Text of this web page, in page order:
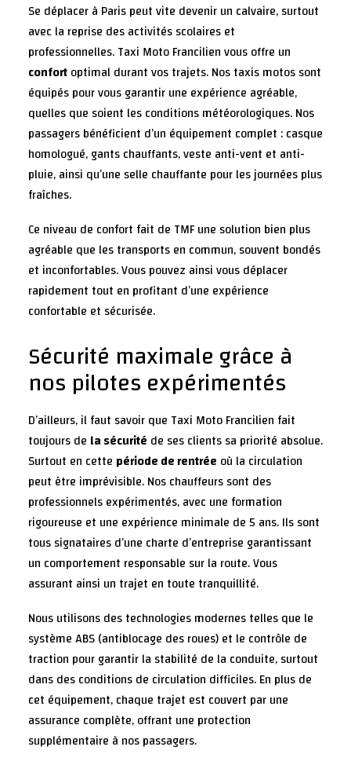
Se déplacer à Paris peut vite devenir un calvaire, surtout
avec la reprise des activités scolaires et
professionnelles. Taxi Moto Francilien vous offre un
confortoptimal durant vos trajets. Nos taxis motos sont
équipés pour vous garantir une expérience agréable,
quelles que soient les conditions météorologiques. Nos
passagers bénéficient d’un équipement complet : casque
homologué, gants chauffants, veste anti-vent et anti-
pluie, ainsi qu’une selle chauffante pour les journées plus
fraîches.
Ce niveau de confort fait de TMF une solution bien plus
agréable que les transports en commun, souvent bondés
et inconfortables. Vous pouvez ainsi vous déplacer
rapidement tout en profitant d’une expérience
confortable et sécurisée.
Sécurité maximale grâce à
nos pilotes expérimentés
D’ailleurs, il faut savoir que Taxi Moto Francilien fait
toujours de la sécurité de ses clients sa priorité absolue.
Surtout en cette période de rentrée où la circulation
peut être imprévisible. Nos chauffeurs sont des
professionnels expérimentés, avec une formation
rigoureuse et une expérience minimale de 5 ans. Ils sont
tous signataires d’une charte d’entreprise garantissant
un comportement responsable sur la route. Vous
assurant ainsi un trajet en toute tranquillité.
Nous utilisons des technologies modernes telles que le
système ABS (antiblocage des roues) et le contrôle de
traction pour garantir la stabilité de la conduite, surtout
dans des conditions de circulation difficiles. En plus de
cet équipement, chaque trajet est couvert par une
assurance complète, offrant une protection
supplémentaire à nos passagers.